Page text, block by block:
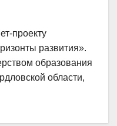
проекту
развития».
образования
области,